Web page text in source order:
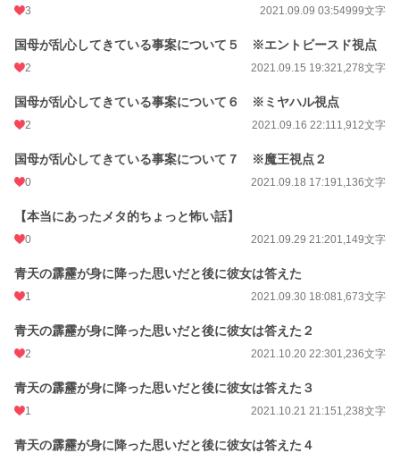
3 2021.09.09 03:54999文字
国母が乱心してきている事案について５ ※エントビースド視点
2 2021.09.15 19:321,278文字
国母が乱心してきている事案について６ ※ミヤハル視点
2 2021.09.16 22:111,912文字
国母が乱心してきている事案について７ ※魔王視点２
0 2021.09.18 17:191,136文字
【本当にあったメタ的ちょっと怖い話】
0 2021.09.29 21:201,149文字
青天の霹靂が身に降った思いだと後に彼女は答えた
1 2021.09.30 18:081,673文字
青天の霹靂が身に降った思いだと後に彼女は答えた２
2 2021.10.20 22:301,236文字
青天の霹靂が身に降った思いだと後に彼女は答えた３
1 2021.10.21 21:151,238文字
青天の霹靂が身に降った思いだと後に彼女は答えた４